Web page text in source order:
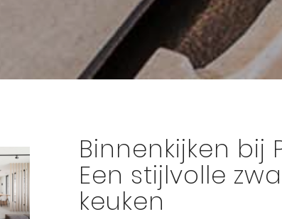
Binnenkijken bij
Een stijlvolle
keuken